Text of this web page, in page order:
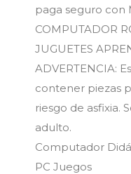
paga seguro con
COMPUTADOR
JUGUETES
ADVERTENCIA:
contener piezas
riesgo de asfixia.
adulto.
Computador
PC Juegos